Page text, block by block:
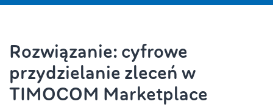
Rozwiązanie: cyfrowe
przydzielanie zleceń w
TIMOCOM Marketplace